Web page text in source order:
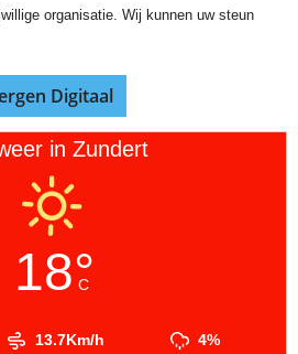
organisatie. Wij kunnen uw steun
Digitaal
in Zundert
18°
C
13.7Km/h 4%